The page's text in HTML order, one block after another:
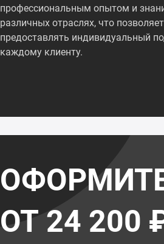
профессиональным опытом и
различных отраслях, что
предоставлять индивидуальный
каждому клиенту.
ОТ 24 200